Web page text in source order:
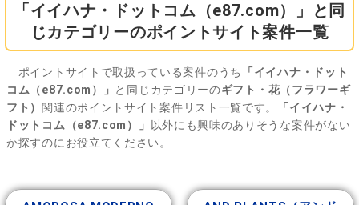
「イイハナ・ドットコム（e87.com）」と同
じカテゴリーのポイントサイト案件一覧
ポイントサイトで取扱っている案件のうち
「イイハナ・ドット
コム（e87.com）」 と同じカテゴリーのギフト・花（フラワーギ
フト） 関連のポイントサイト案件リスト一覧です。
「イイハナ・
ドットコム（e87.com）」
以外にも興味のありそうな案件がない
か探すのにお役立てください。